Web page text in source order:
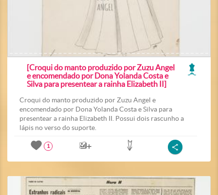
[Croqui do manto produzido por Zuzu Angel
e encomendado por Dona Yolanda Costa e
Silva para presentear a rainha Elizabeth II]
Croqui do manto produzido por Zuzu Angel e
encomendado por Dona Yolanda Costa e Silva para
presentear a rainha Elizabeth II. Possui dois rascunho a
lápis no verso do suporte.
1